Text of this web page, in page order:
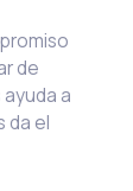
de
a
da el